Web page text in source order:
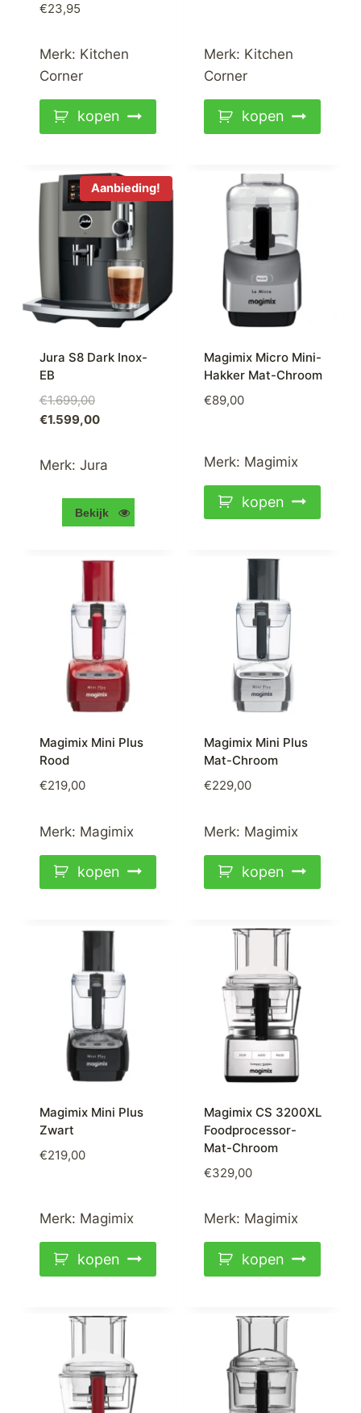
€23,95
Merk: Kitchen
Corner
kopen
Merk: Kitchen
Corner
kopen
Aanbieding!
Jura S8 Dark Inox-
EB
€1.699,00Oorspronkelijke
prijs
€1.599,00Huidige
Merk: Jura
Bekijk
Magimix Micro Mini-
Hakker Mat-Chroom
€89,00
Merk: Magimix
kopen
Magimix Mini Plus
Rood
€219,00
Merk: Magimix
kopen
Magimix Mini Plus
Mat-Chroom
€229,00
Merk: Magimix
kopen
Magimix Mini Plus
Zwart
€219,00
Merk: Magimix
kopen
Magimix CS 3200XL
Foodprocessor-
Mat-Chroom
€329,00
Merk: Magimix
kopen